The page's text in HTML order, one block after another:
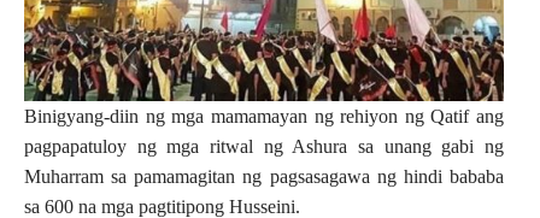
Binigyang-diin ng mga mamamayan ng rehiyon ng Qatif ang
pagpapatuloy ng mga ritwal ng Ashura sa unang gabi ng
Muharram sa pamamagitan ng pagsasagawa ng hindi bababa
sa 600 na mga pagtitipong Husseini.